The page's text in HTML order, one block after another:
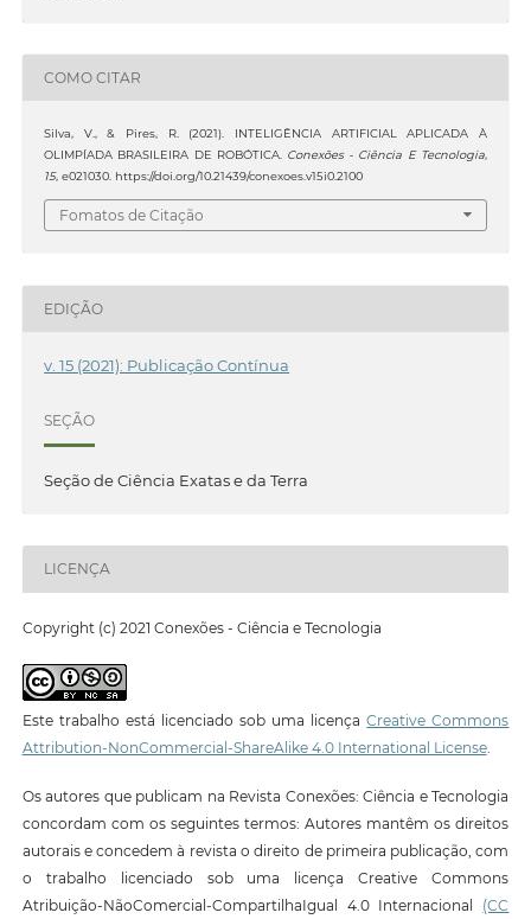
COMO CITAR
Silva, V., & Pires, R. (2021). INTELIGÊNCIA ARTIFICIAL APLICADA À
OLIMPÍADA BRASILEIRA DE ROBÓTICA. Conexões - Ciência E Tecnologia,
15, e021030. https://doi.org/10.21439/conexoes.v15i0.2100
Fomatos de Citação
EDIÇÃO
v. 15 (2021): Publicação Contínua
SEÇÃO
Seção de Ciência Exatas e da Terra
LICENÇA
Copyright (c) 2021 Conexões - Ciência e Tecnologia
Este trabalho está licenciado sob uma licençaCreative Commons
Attribution-NonCommercial-ShareAlike 4.0 International License.
Os autores que publicam na Revista Conexões: Ciência e Tecnologia
concordam com os seguintes termos: Autores mantêm os direitos
autorais e concedem à revista o direito de primeira publicação, com
o trabalho licenciado sob uma licença Creative Commons
Atribuição-NãoComercial-CompartilhaIgual 4.0 Internacional (CC